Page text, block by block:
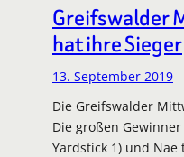
Greifswalder
hat ihre Sieger
13. September 2019
Die Greifswalder
Die großen
Yardstick 1) und Nae